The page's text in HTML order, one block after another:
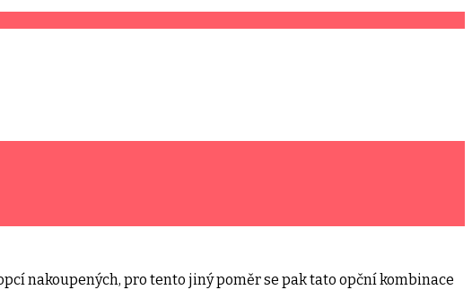
nakoupených, pro tento jiný poměr se pak tato opční kombinace